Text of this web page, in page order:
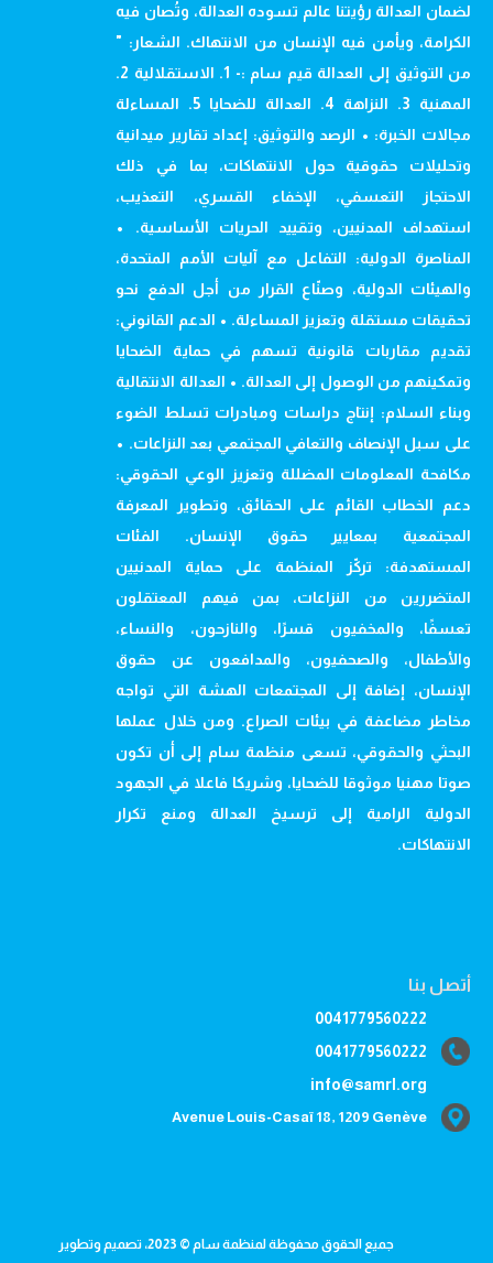
لضمان العدالة رؤيتنا عالم تسوده العدالة، وتُصان فيه
الكرامة، ويأمن فيه الإنسان من الانتهاك. الشعار: "
من التوثيق إلى العدالة قيم سام :- 1. الاستقلالية 2.
المهنية 3. النزاهة 4. العدالة للضحايا 5. المساءلة
مجالات الخبرة: • الرصد والتوثيق: إعداد تقارير ميدانية
وتحليلات حقوقية حول الانتهاكات، بما في ذلك
الاحتجاز التعسفي، الإخفاء القسري، التعذيب،
استهداف المدنيين، وتقييد الحريات الأساسية. •
المناصرة الدولية: التفاعل مع آليات الأمم المتحدة،
والهيئات الدولية، وصنّاع القرار من أجل الدفع نحو
تحقيقات مستقلة وتعزيز المساءلة. • الدعم القانوني:
تقديم مقاربات قانونية تسهم في حماية الضحايا
وتمكينهم من الوصول إلى العدالة. • العدالة الانتقالية
وبناء السلام: إنتاج دراسات ومبادرات تسلط الضوء
على سبل الإنصاف والتعافي المجتمعي بعد النزاعات. •
مكافحة المعلومات المضللة وتعزيز الوعي الحقوقي:
دعم الخطاب القائم على الحقائق، وتطوير المعرفة
المجتمعية بمعايير حقوق الإنسان. الفئات
المستهدفة: تركّز المنظمة على حماية المدنيين
المتضررين من النزاعات، بمن فيهم المعتقلون
تعسفًا، والمخفيون قسرًا، والنازحون، والنساء،
والأطفال، والصحفيون، والمدافعون عن حقوق
الإنسان، إضافة إلى المجتمعات الهشة التي تواجه
مخاطر مضاعفة في بيئات الصراع. ومن خلال عملها
البحثي والحقوقي، تسعى منظمة سام إلى أن تكون
صوتا مهنيا موثوقا للضحايا، وشريكا فاعلا في الجهود
الدولية الرامية إلى ترسيخ العدالة ومنع تكرار
الانتهاكات.
أتصل بنا
0041779560222
0041779560222
info@samrl.org
Avenue Louis-Casaï 18, 1209 Genève
جميع الحقوق محفوظة لمنظمة سام © 2023، تصميم وتطوير